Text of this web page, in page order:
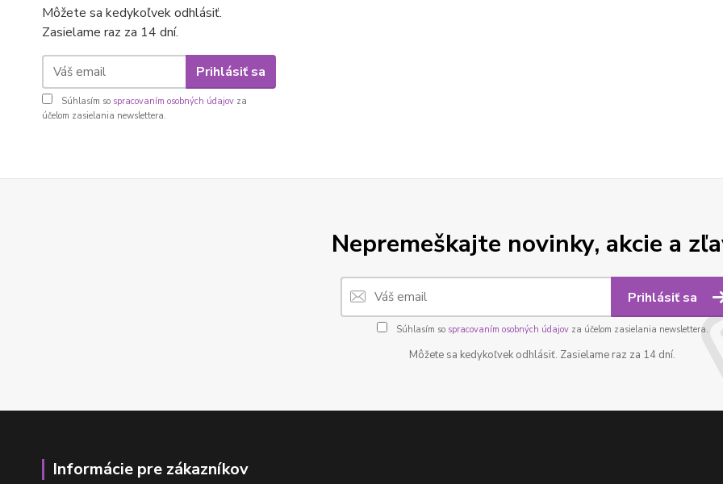
Môžete sa kedykoľvek odhlásiť.
Zasielame raz za 14 dní.
Prihlásiť sa
Súhlasím so spracovaním osobných údajov za
účelom zasielania newslettera.
Nepremeškajte novinky, akcie a
Prihlásiť sa
Súhlasím so spracovaním osobných údajovza účelom zasielania newslettera.
Môžete sa kedykoľvek odhlásiť. Zasielame raz za 14 dní.
Informácie pre zákazníkov